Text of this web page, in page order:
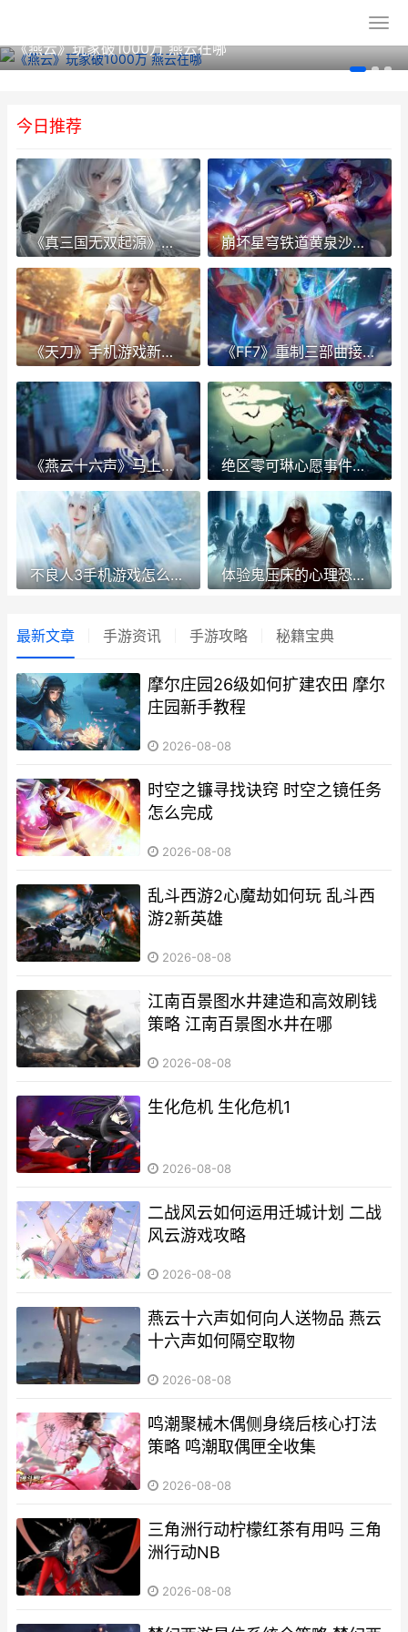
《燕云》玩家破1000万 燕云在哪
今日推荐
《真三国无双起源》月英情谊解开及更新方式 真三国无双起源下载 崩坏星穹铁道黄泉沙金试炼关卡成就如何达成 崩坏星穹铁道黄金裔都有谁
《天刀》手机游戏新春福利活动主题抢先看 天刀手机app 《FF7》重制三部曲接近尾声 ff7重制版后续
《燕云十六声》马上公开测试 燕云十六声手游下载官方 绝区零可琳心愿事件如何过
不良人3手机游戏怎么查询天道值 不良人3手游官方 体验鬼压床的心理恐怖游戏《Dream 鬼压床太痛苦了
最新文章 手游资讯 手游攻略 秘籍宝典
摩尔庄园26级如何扩建农田 摩尔
庄园新手教程
2026-08-08
时空之镰寻找诀窍 时空之镜任务
怎么完成
2026-08-08
乱斗西游2心魔劫如何玩 乱斗西
游2新英雄
2026-08-08
江南百景图水井建造和高效刷钱
策略 江南百景图水井在哪
2026-08-08
生化危机 生化危机1
2026-08-08
二战风云如何运用迁城计划 二战
风云游戏攻略
2026-08-08
燕云十六声如何向人送物品 燕云
十六声如何隔空取物
2026-08-08
鸣潮聚械木偶侧身绕后核心打法
策略 鸣潮取偶匣全收集
2026-08-08
三角洲行动柠檬红茶有用吗 三角
洲行动NB
2026-08-08